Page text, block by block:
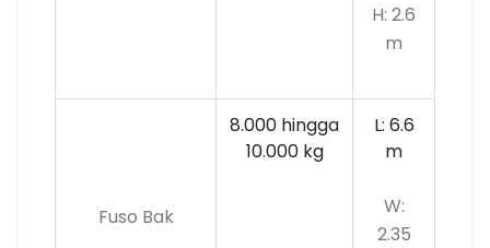
H: 2.6
m
Fuso Bak
8.000 hingga
10.000kg
L: 6.6
m
W:
2.35